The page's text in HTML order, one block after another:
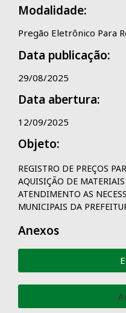
Modalidade:
Pregão Eletrônico Para
Data publicação:
29/08/2025
Data abertura:
12/09/2025
Objeto:
REGISTRO DE PREÇOS
AQUISIÇÃO DE
ATENDIMENTO AS
MUNICIPAIS DA
Anexos